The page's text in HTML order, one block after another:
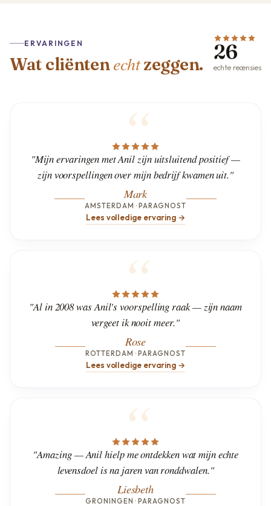
ERVARINGEN
Wat cliëntenechtzeggen.
26
echte recensies
"Mijn ervaringen met Anil zijn uitsluitend positief —
zijn voorspellingen over mijn bedrijf kwamen uit."
Mark
AMSTERDAM · PARAGNOST
Lees volledige ervaring →
"Al in 2008 was Anil's voorspelling raak — zijn naam
vergeet ik nooit meer."
Rose
ROTTERDAM · PARAGNOST
Lees volledige ervaring →
"Amazing — Anil hielp me ontdekken wat mijn echte
levensdoel is na jaren van ronddwalen."
Liesbeth
GRONINGEN · PARAGNOST